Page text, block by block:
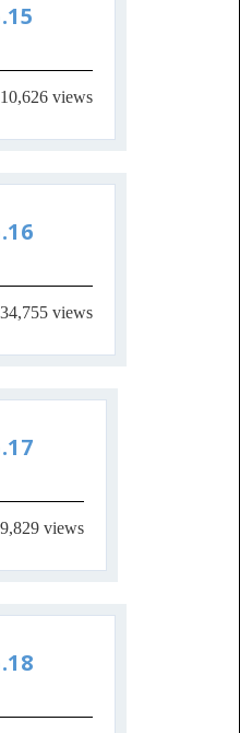
views
views
views